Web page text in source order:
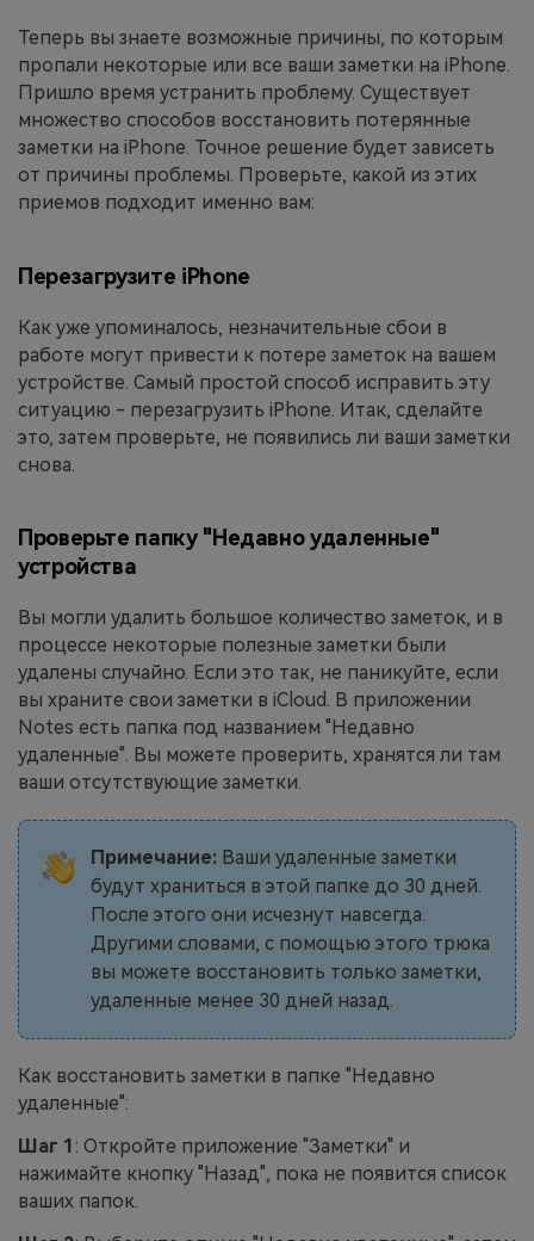
Теперь вы знаете возможные причины, по которым
пропали некоторые или все ваши заметки на iPhone.
Пришло время устранить проблему. Существует
множество способов восстановить потерянные
заметки на iPhone. Точное решение будет зависеть
от причины проблемы. Проверьте, какой из этих
приемов подходит именно вам:
Перезагрузите iPhone
Как уже упоминалось, незначительные сбои в
работе могут привести к потере заметок на вашем
устройстве. Самый простой способ исправить эту
ситуацию - перезагрузить iPhone. Итак, сделайте
это, затем проверьте, не появились ли ваши заметки
снова.
Проверьте папку "Недавно удаленные"
устройства
Вы могли удалить большое количество заметок, и в
процессе некоторые полезные заметки были
удалены случайно. Если это так, не паникуйте, если
вы храните свои заметки в iCloud. В приложении
Notes есть папка под названием "Недавно
удаленные". Вы можете проверить, хранятся ли там
ваши отсутствующие заметки.
Примечание:Ваши удаленные заметки
будут храниться в этой папке до 30 дней.
После этого они исчезнут навсегда.
Другими словами, с помощью этого трюка
вы можете восстановить только заметки,
удаленные менее 30 дней назад.
Как восстановить заметки в папке "Недавно
удаленные":
Шаг 1 : Откройте приложение "Заметки" и
нажимайте кнопку "Назад", пока не появится список
ваших папок.